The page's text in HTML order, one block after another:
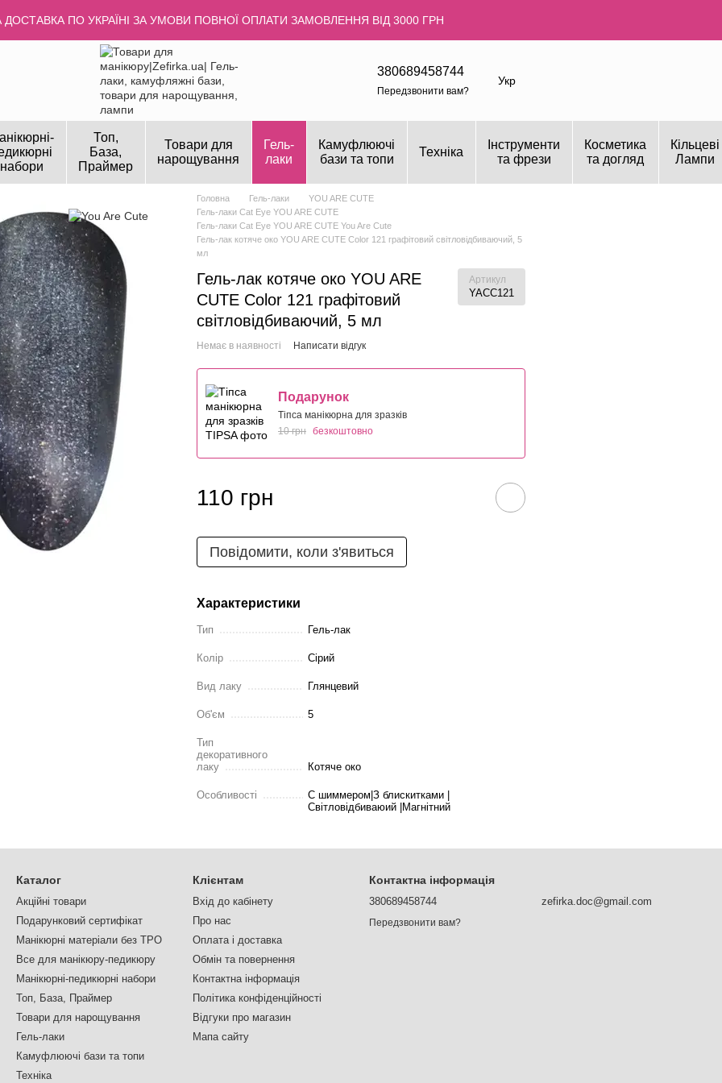
ПО УКРАЇНІ ЗА УМОВИ ПОВНОЇ ОПЛАТИ ЗАМОВЛЕННЯ ВІД 3000 ГРН
380689458744
Передзвонити вам?
Укр
набори
Топ,
База,
Праймер
Товари для
нарощування
Гель-
лаки
Камуфлюючі
бази та топи
Техніка
Інструменти
та фрези
Косметика
та догляд
Кільцеві
Лампи
Головна Гель-лаки
YOU ARE CUTE
Гель-лаки Cat Eye YOU ARE CUTE
Гель-лаки Cat Eye YOU ARE CUTE You Are Cute
Гель-лак котяче око YOU ARE CUTE Color 121 графітовий світловідбиваючий, 5
мл
Гель-лак котяче око YOU ARE
CUTE Color 121 графітовий
світловідбиваючий, 5 мл
Артикул
YACC121
Немає в наявності Написати відгук
Подарунок
Тіпса манікюрна для зразків
10 грн безкоштовно
110 грн
Повідомити, коли з'явиться
Характеристики
Тип Гель-лак
Колір Сірий
Вид лаку Глянцевий
Об'єм 5
Тип
декоративного
лаку
Котяче око
Особливості
С шиммером|З блискитками |
Світловідбиваюий |Магнітний
Каталог
Акційні товари
Подарунковий сертифікат
Манікюрні матеріали без TPO
Все для манікюру-педикюру
Манікюрні-педикюрні набори
Топ, База, Праймер
Товари для нарощування
Гель-лаки
Камуфлюючі бази та топи
Техніка
Клієнтам
Вхід до кабінету
Про нас
Оплата і доставка
Обмін та повернення
Контактна інформація
Політика конфіденційності
Відгуки про магазин
Мапа сайту
Контактна інформація
380689458744
Передзвонити вам?
zefirka.doc@gmail.com